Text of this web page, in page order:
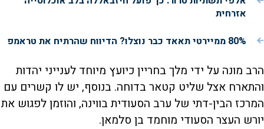
אזרחית
80% ממיירטי תאאד כבר נוצלו? הדיווח שהרתיח את טראמפ
הרב מונה על ידי מלך בחריין כיועץ מיוחד לענייני יהדות
והתארח אצל שליט קטאר בדוחה. בנוסף, יש לו קשרים עם
המרכז הבין-דתי של ערב הסעודית בווינה, והוזמן לפגוש את
יורש העצר הסעודי מוחמד בן סלמאן.